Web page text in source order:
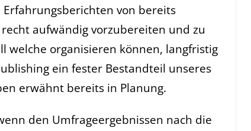
von bereits
aufwändig vorzubereiten und zu
welche organisieren können, langfristig
ein fester Bestandteil unseres
erwähnt bereits in Planung.
den Umfrageergebnissen nach die